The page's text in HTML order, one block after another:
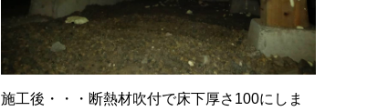
施工後・・・断熱材吹付で床下厚さ100にしま